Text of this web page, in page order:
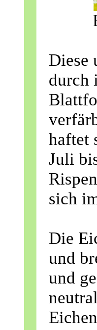
Diese
durch
haftet
Juli
sich
Die
und
und